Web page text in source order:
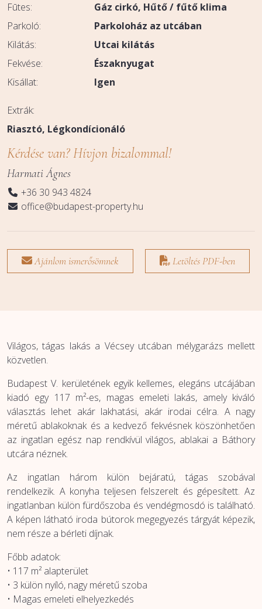
Fūtes:
Gáz cirkó Hűtő / fűtő klima
Parkoló:
Parkoloház az utcában
Kilátás:
Utcai kilátás
Fekvése:
Északnyugat
Kisállat:
Igen
Extrák:
Riasztó Légkondícionáló
Kérdése van? Hívjon bizalommal!
Harmati Ágnes
+36 30 943 4824
office@budapest-property.hu
Ajánlom ismerősömnek Letöltés PDF-ben
Világos, tágas lakás a Vécsey utcában mélygarázs mellett
közvetlen.
Budapest V. kerületének egyik kellemes, elegáns utcájában
kiadó egy 117 m²-es, magas emeleti lakás, amely kiváló
választás lehet akár lakhatási, akár irodai célra. A nagy
méretű ablakoknak és a kedvező fekvésnek köszönhetően
az ingatlan egész nap rendkívül világos, ablakai a Báthory
utcára néznek.
Az ingatlan három külön bejáratú, tágas szobával
rendelkezik. A konyha teljesen felszerelt és gépesített. Az
ingatlanban külön fürdőszoba és vendégmosdó is található.
A képen látható iroda bútorok megegyezés tárgyát képezik,
nem része a bérleti díjnak.
Főbb adatok:
• 117 m² alapterület
• 3 külön nyíló, nagy méretű szoba
• Magas emeleti elhelyezkedés